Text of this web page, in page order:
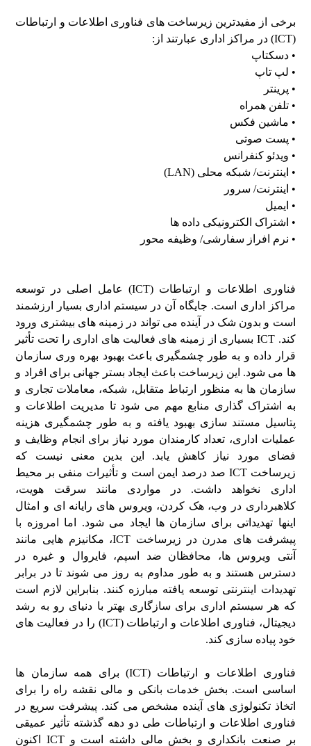
برخی از مفیدترین زیرساخت های فناوری اطلاعات و ارتباطات
(ICT) در مراکز اداری عبارتند از:
• دسکتاپ
• لپ تاپ
• پرینتر
• تلفن همراه
• ماشین فکس
• پست صوتی
• ویدئو کنفرانس
• اینترنت/ شبکه محلی (LAN)
• اینترنت/ سرور
• ایمیل
• اشتراک الکترونیکی داده ها
• نرم افراز سفارشی/ وظیفه محور
فناوری اطلاعات و ارتباطات (ICT) عامل اصلی در توسعه
مراکز اداری است. جایگاه آن در سیستم اداری بسیار ارزشمند
است و بدون شک در آینده می تواند در زمینه های بیشتری ورود
کند. ICT بسیاری از زمینه های فعالیت های اداری را تحت تأثیر
قرار داده و به طور چشمگیری باعث بهبود بهره وری سازمان
ها می شود. این زیرساخت باعث ایجاد بستر جهانی برای افراد و
سازمان ها به منظور ارتباط متقابل، شبکه، معاملات تجاری و
به اشتراک گذاری منابع مهم می شود تا مدیریت اطلاعات و
پتاسیل مستند سازی بهبود یافته و به طور چشمگیری هزینه
عملیات اداری، تعداد کارمندان مورد نیاز برای انجام وظایف و
فضای مورد نیاز کاهش یابد. این بدین معنی نیست که
زیرساخت ICT صد درصد ایمن است و تأثیرات منفی بر محیط
اداری نخواهد داشت. در مواردی مانند سرقت هویت،
کلاهبرداری در وب، هک کردن، ویروس های رایانه ای و امثال
اینها تهدیداتی برای سازمان ها ایجاد می شود. اما امروزه با
پیشرفت های مدرن در زیرساخت ICT، مکانیزم هایی مانند
آنتی ویروس ها، محافظان ضد اسپم، فایروال و غیره در
دسترس هستند و به طور مداوم به روز می شوند تا در برابر
تهدیدات اینترنتی توسعه یافته مبارزه کنند. بنابراین لازم است
که هر سیستم اداری برای سازگاری بهتر با دنیای رو به رشد
دیجیتال، فناوری اطلاعات و ارتباطات (ICT) را در فعالیت های
خود پیاده سازی کند.
فناوری اطلاعات و ارتباطات (ICT) برای همه سازمان ها
اساسی است. بخش خدمات بانکی و مالی نقشه راه را برای
اتخاذ تکنولوژی های آینده مشخص می کند. پیشرفت سریع در
فناوری اطلاعات و ارتباطات طی دو دهه گذشته تأثیر عمیقی
بر صنعت بانکداری و بخش مالی داشته است و ICT اکنون